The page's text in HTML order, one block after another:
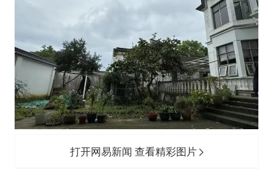
打开网易新闻 查看精彩图片